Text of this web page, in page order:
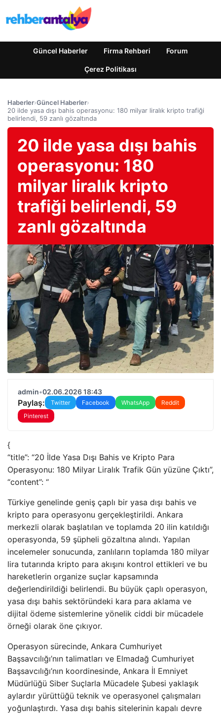
Güncel Haberler Firma Rehberi Forum
Çerez Politikası
Haberler›Güncel Haberler›
20 ilde yasa dışı bahis operasyonu: 180 milyar liralık kripto trafiği
belirlendi, 59 zanlı gözaltında
20 ilde yasa dışı bahis
operasyonu: 180
milyar liralık kripto
trafiği belirlendi, 59
zanlı gözaltında
admin•02.06.2026 18:43
Paylaş: Twitter Facebook WhatsApp
Reddit
Pinterest
{
“title”: “20 İlde Yasa Dışı Bahis ve Kripto Para
Operasyonu: 180 Milyar Liralık Trafik Gün yüzüne Çıktı”,
“content”: “
Türkiye genelinde geniş çaplı bir yasa dışı bahis ve
kripto para operasyonu gerçekleştirildi. Ankara
merkezli olarak başlatılan ve toplamda 20 ilin katıldığı
operasyonda, 59 şüpheli gözaltına alındı. Yapılan
incelemeler sonucunda, zanlıların toplamda 180 milyar
lira tutarında kripto para akışını kontrol ettikleri ve bu
hareketlerin organize suçlar kapsamında
değerlendirildiği belirlendi. Bu büyük çaplı operasyon,
yasa dışı bahis sektöründeki kara para aklama ve
dijital ödeme sistemlerine yönelik ciddi bir mücadele
örneği olarak öne çıkıyor.
Operasyon sürecinde, Ankara Cumhuriyet
Başsavcılığı’nın talimatları ve Elmadağ Cumhuriyet
Başsavcılığı’nın koordinesinde, Ankara İl Emniyet
Müdürlüğü Siber Suçlarla Mücadele Şubesi yaklaşık
aylardır yürüttüğü teknik ve operasyonel çalışmaları
yoğunlaştırdı. Yasa dışı bahis sitelerinin kapalı devre